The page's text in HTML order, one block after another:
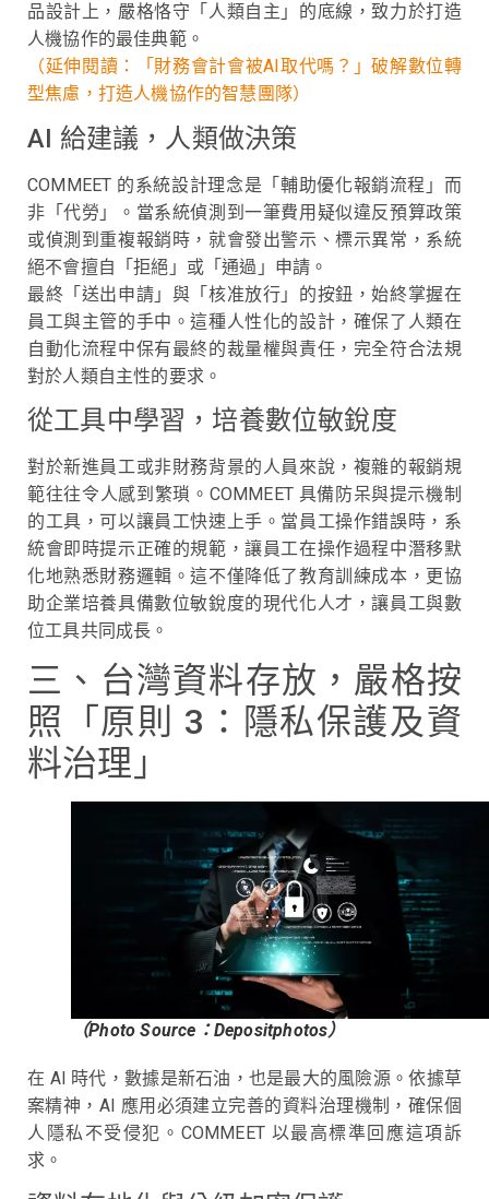
品設計上，嚴格恪守「人類自主」的底線，致力於打造
人機協作的最佳典範。
（延伸閱讀：「財務會計會被AI取代嗎？」破解數位轉
型焦慮，打造人機協作的智慧團隊）
AI 給建議，人類做決策
COMMEET 的系統設計理念是「輔助優化報銷流程」而
非「代勞」。當系統偵測到一筆費用疑似違反預算政策
或偵測到重複報銷時，就會發出警示、標示異常，系統
絕不會擅自「拒絕」或「通過」申請。
最終「送出申請」與「核准放行」的按鈕，始終掌握在
員工與主管的手中。這種人性化的設計，確保了人類在
自動化流程中保有最終的裁量權與責任，完全符合法規
對於人類自主性的要求。
從工具中學習，培養數位敏銳度
對於新進員工或非財務背景的人員來說，複雜的報銷規
範往往令人感到繁瑣。COMMEET 具備防呆與提示機制
的工具，可以讓員工快速上手。當員工操作錯誤時，系
統會即時提示正確的規範，讓員工在操作過程中潛移默
化地熟悉財務邏輯。這不僅降低了教育訓練成本，更協
助企業培養具備數位敏銳度的現代化人才，讓員工與數
位工具共同成長。
三、台灣資料存放，嚴格按
照「原則 3：隱私保護及資
料治理」
（Photo Source：Depositphotos）
在 AI 時代，數據是新石油，也是最大的風險源。依據草
案精神，AI 應用必須建立完善的資料治理機制，確保個
人隱私不受侵犯。COMMEET 以最高標準回應這項訴
求。